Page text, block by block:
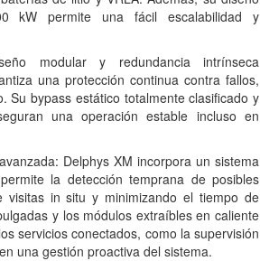
kW permite una fácil escalabilidad y
modular y redundancia intrínseca
una protección continua contra fallos,
Su bypass estático totalmente clasificado y
una operación estable incluso en
Delphys XM incorpora un sistema
la detección temprana de posibles
visitas in situ y minimizando el tiempo de
y los módulos extraíbles en caliente
servicios conectados, como la supervisión
una gestión proactiva del sistema.